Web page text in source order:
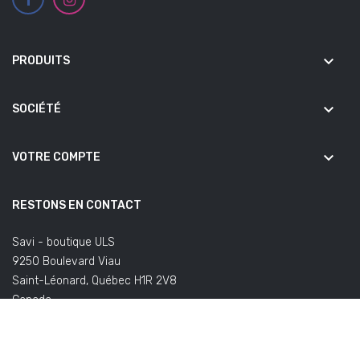
PRODUITS keyboard_arrow_down
SOCIÉTÉ keyboard_arrow_down
VOTRE COMPTE keyboard_arrow_down
RESTONS EN CONTACT
Savi - boutique ULS
9250 Boulevard Viau
Saint-Léonard, Québec H1R 2V8
Canada